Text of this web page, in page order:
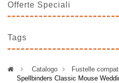
Offerte Speciali
Tags
> Catalogo > Fustelle
Spellbinders Classic Mouse